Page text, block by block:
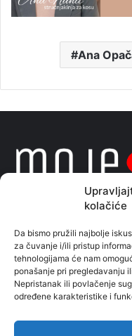
kolačiće
Da bismo pružili najbolje
za čuvanje i/ili pristup
tehnologijama će nam
ponašanje pri pregledavanju
Nepristanak ili povlačenje
određene karakteristike i
Ana
Sve naše priče
Moje vijesti